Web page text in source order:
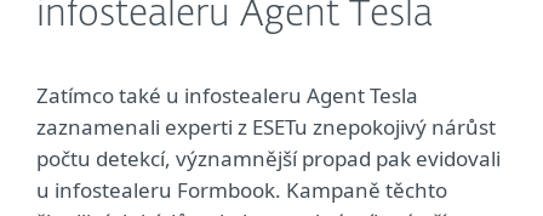
infostealeru Agent Tesla
Zatímco také u infostealeru Agent Tesla
zaznamenali experti z ESETu znepokojivý nárůst
počtu detekcí, významnější propad pak evidovali
u infostealeru Formbook. Kampaně těchto